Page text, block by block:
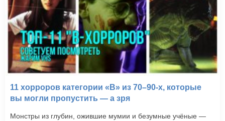
11 хорроров категории «B» из 70–90-х, которые
вы могли пропустить — а зря
Монстры из глубин, ожившие мумии и безумные учёные —